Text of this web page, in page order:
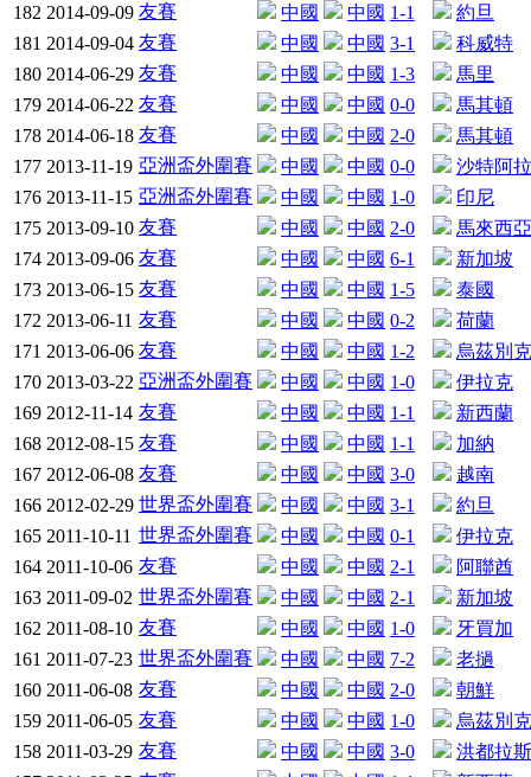
182 2014-09-09 友賽 中國 中國 1-1
約旦
181 2014-09-04 友賽 中國 中國 3-1
科威特
180 2014-06-29 友賽 中國 中國 1-3
馬里
179 2014-06-22 友賽 中國 中國 0-0
馬其頓
178 2014-06-18 友賽 中國 中國 2-0
馬其頓
177 2013-11-19 亞洲盃外圍賽 中國 中國 0-0
沙特阿
176 2013-11-15 亞洲盃外圍賽 中國 中國 1-0
印尼
175 2013-09-10 友賽 中國 中國 2-0
馬來西亞
174 2013-09-06 友賽 中國 中國 6-1
新加坡
173 2013-06-15 友賽 中國 中國 1-5
泰國
172 2013-06-11 友賽 中國 中國 0-2
荷蘭
171 2013-06-06 友賽 中國 中國 1-2
烏茲別克
170 2013-03-22 亞洲盃外圍賽 中國 中國 1-0
伊拉克
169 2012-11-14 友賽 中國 中國 1-1
新西蘭
168 2012-08-15 友賽 中國 中國 1-1
加納
167 2012-06-08 友賽 中國 中國 3-0
越南
166 2012-02-29 世界盃外圍賽 中國 中國 3-1
約旦
165 2011-10-11 世界盃外圍賽 中國 中國 0-1
伊拉克
164 2011-10-06 友賽 中國 中國 2-1
阿聯酋
163 2011-09-02 世界盃外圍賽 中國 中國 2-1
新加坡
162 2011-08-10 友賽 中國 中國 1-0
牙買加
161 2011-07-23 世界盃外圍賽 中國 中國 7-2
老撾
160 2011-06-08 友賽 中國 中國 2-0
朝鮮
159 2011-06-05 友賽 中國 中國 1-0
烏茲別克
158 2011-03-29 友賽 中國 中國 3-0
洪都拉斯